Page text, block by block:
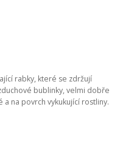
rabky, které se zdržují
bublinky, velmi dobře
na povrch vykukující rostliny.